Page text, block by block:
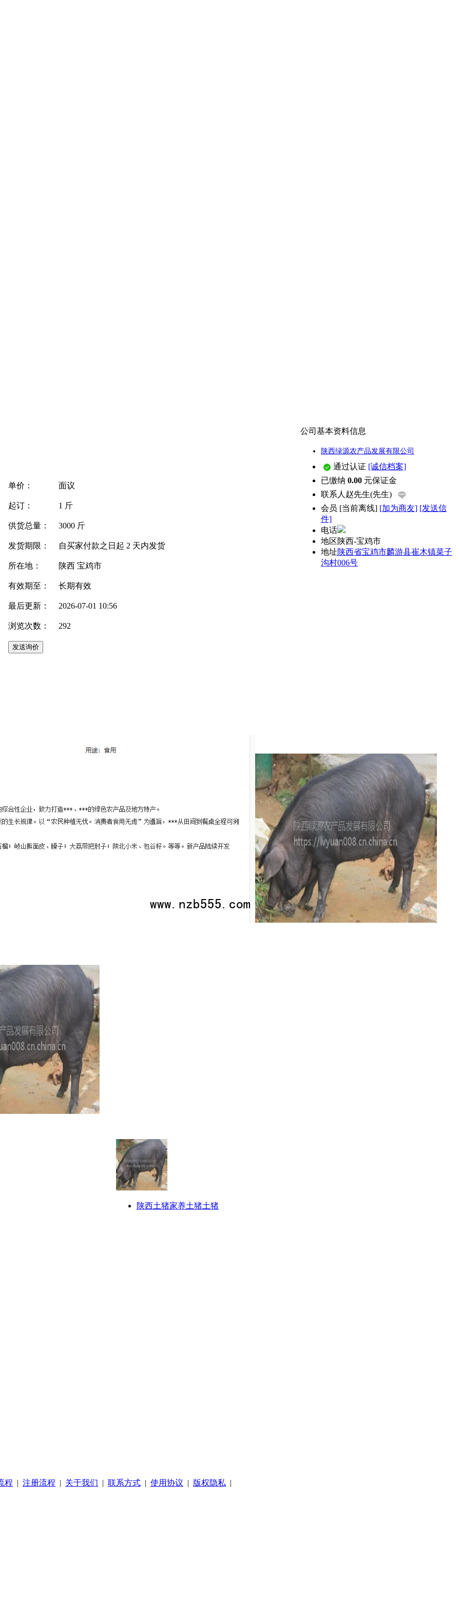
单价： 面议
起订： 1 斤
供货总量： 3000 斤
发货期限： 自买家付款之日起 2 天内发货
所在地： 陕西 宝鸡市
有效期至： 长期有效
最后更新： 2026-07-01 10:56
浏览次数： 292
公司基本资料信息
陕西绿源农产品发展有限公司
通过认证 [诚信档案]
已缴纳 0.00 元保证金
联系人 赵先生(先生)
会员 [当前离线] [加为商友] [发送信
件]
电话
地区陕西-宝鸡市
地址陕西省宝鸡市麟游县崔木镇菜子
沟村006号
陕西土猪家养土猪土猪
程 | 注册流程 | 关于我们 | 联系方式 | 使用协议 | 版权隐私 |